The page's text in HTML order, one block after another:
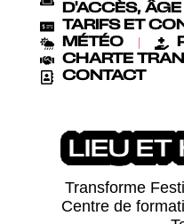
D'ACCÈS,
TARIFS ET
MÉTÉO
CHARTE
CONTACT
LIEU ET
Transforme
Centre de